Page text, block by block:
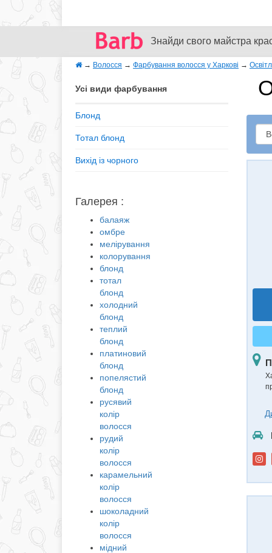
Знайди свого майстра
→ Волосся → Фарбування волосся у Харкові →
Усі види фарбування
Блонд
Тотал блонд
Вихід із чорного
Галерея :
балаяж
омбре
мелірування
колорування
блонд
тотал
блонд
холодний
блонд
теплий
блонд
платиновий
блонд
попелястий
блонд
русявий
колір
волосся
рудий
колір
волосся
карамельний
колір
волосся
шоколадний
колір
волосся
мідний